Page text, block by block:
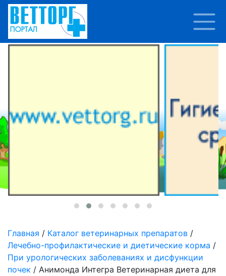
Главная / Каталог ветеринарных препаратов /
Лечебно-профилактические и диетические корма /
При урологических заболеваниях и дисфункции
почек / Анимонда Интегра Ветеринарная диета для